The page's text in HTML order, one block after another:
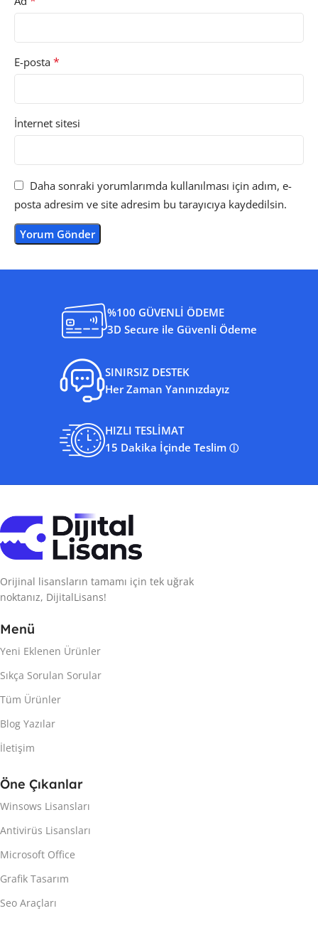
E-posta *
İnternet sitesi
Daha sonraki yorumlarımda kullanılması için adım, e-
posta adresim ve site adresim bu tarayıcıya kaydedilsin.
%100 GÜVENLİ ÖDEME
3D Secure ile Güvenli Ödeme
SINIRSIZ DESTEK
Her Zaman Yanınızdayız
HIZLI TESLİMAT
15 Dakika İçinde Teslim ⓘ
Orijinal lisansların tamamı için tek uğrak
noktanız, DijitalLisans!
Menü
Yeni Eklenen Ürünler
Sıkça Sorulan Sorular
Tüm Ürünler
Blog Yazılar
İletişim
Öne Çıkanlar
Winsows Lisansları
Antivirüs Lisansları
Microsoft Office
Grafik Tasarım
Seo Araçları